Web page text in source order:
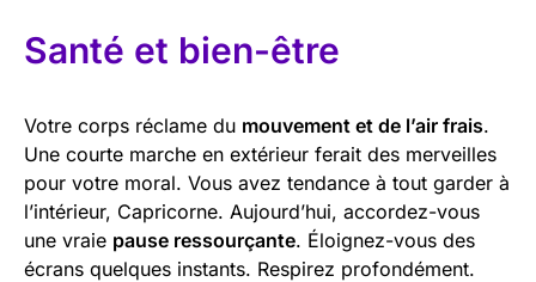
Santé et bien-être
Votre corps réclame du mouvement et de l’air frais.
Une courte marche en extérieur ferait des merveilles
pour votre moral. Vous avez tendance à tout garder à
l’intérieur, Capricorne. Aujourd’hui, accordez-vous
une vraie pause ressourçante. Éloignez-vous des
écrans quelques instants. Respirez profondément.